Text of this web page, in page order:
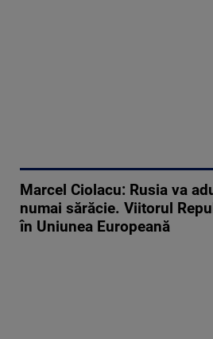
Marcel Ciolacu: Rusia va
numai sărăcie. Viitorul
în Uniunea Europeană